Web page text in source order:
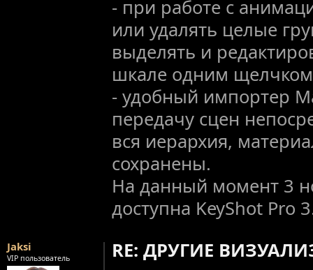
- при работе с
или удалять целые
выделять и
шкале одним
- удобный импортер
передачу сцен
вся иерархия,
сохранены.
На данный момент 3
доступна KeyShot Pro
Jaksi
VIP пользователь
RE: ДРУГИЕ